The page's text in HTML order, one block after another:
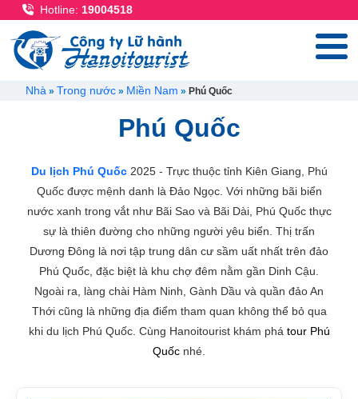
Hotline: 19004518
Breadcrumb
Nhà Trong nước Miền Nam Phú Quốc
Phú Quốc
Du lịch Phú Quốc2025 - Trực thuộc tỉnh Kiên Giang, Phú
Quốc được mệnh danh là Đảo Ngọc. Với những bãi biển
nước xanh trong vắt như Bãi Sao và Bãi Dài, Phú Quốc thực
sự là thiên đường cho những người yêu biển. Thị trấn
Dương Đông là nơi tập trung dân cư sầm uất nhất trên đảo
Phú Quốc, đặc biệt là khu chợ đêm nằm gần Dinh Cậu.
Ngoài ra, làng chài Hàm Ninh, Gành Dầu và quần đảo An
Thới cũng là những địa điểm tham quan không thể bỏ qua
khi du lịch Phú Quốc. Cùng Hanoitourist khám phá tour Phú
Quốc nhé.